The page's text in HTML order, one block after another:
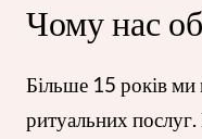
Чому нас
Більше 15 років ми
ритуальних